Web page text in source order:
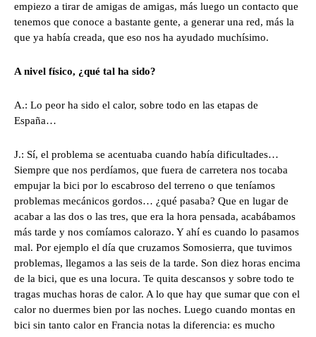
empiezo a tirar de amigas de amigas, más luego un contacto que
tenemos que conoce a bastante gente, a generar una red, más la
que ya había creada, que eso nos ha ayudado muchísimo.
A nivel físico, ¿qué tal ha sido?
A.: Lo peor ha sido el calor, sobre todo en las etapas de
España…
J.: Sí, el problema se acentuaba cuando había dificultades…
Siempre que nos perdíamos, que fuera de carretera nos tocaba
empujar la bici por lo escabroso del terreno o que teníamos
problemas mecánicos gordos… ¿qué pasaba? Que en lugar de
acabar a las dos o las tres, que era la hora pensada, acabábamos
más tarde y nos comíamos calorazo. Y ahí es cuando lo pasamos
mal. Por ejemplo el día que cruzamos Somosierra, que tuvimos
problemas, llegamos a las seis de la tarde. Son diez horas encima
de la bici, que es una locura. Te quita descansos y sobre todo te
tragas muchas horas de calor. A lo que hay que sumar que con el
calor no duermes bien por las noches. Luego cuando montas en
bici sin tanto calor en Francia notas la diferencia: es mucho